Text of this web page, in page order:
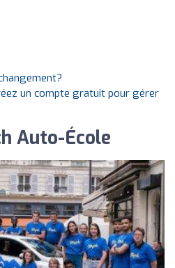
un compte gratuit pour gérer
Auto-École